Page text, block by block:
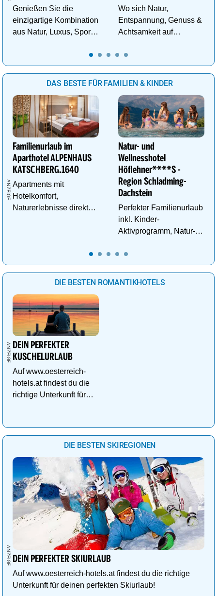
Genießen Sie die
einzigartige Kombination
aus Natur, Luxus, Sport,
Wo sich Natur,
Entspannung, Genuss &
Achtsamkeit auf
begegnen.
DAS BESTE FÜR FAMILIEN & KINDER
Familienurlaub im
Aparthotel ALPENHAUS
KATSCHBERG.1640
Apartments mit
Hotelkomfort,
Naturerlebnisse direkt
Natur- und
Wellnesshotel
Höflehner****S -
Region Schladming-
Dachstein
Perfekter Familienurlaub
inkl. Kinder-
Aktivprogramm, Natur-
& Greet, Familien-Spa
uvm.
DIE BESTEN ROMANTIKHOTELS
DEIN PERFEKTER
KUSCHELURLAUB
Auf www.oesterreich-
hotels.at findest du die
richtige Unterkunft für
DIE BESTEN SKIREGIONEN
DEIN PERFEKTER SKIURLAUB
Auf www.oesterreich-hotels.at findest du die richtige
Unterkunft für deinen perfekten Skiurlaub!